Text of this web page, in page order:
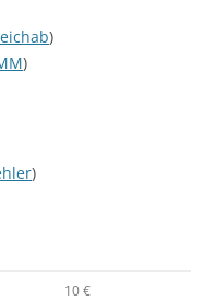
)
)
)
10 €